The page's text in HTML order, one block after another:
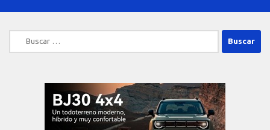
Buscar: